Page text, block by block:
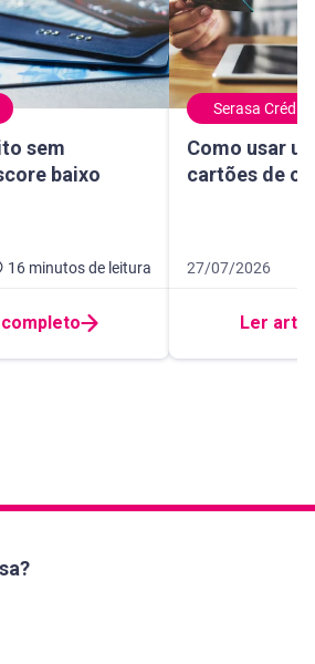
sem
baixo
anuidade para score baixo
de julho de 2026
16 minutosde leitura
Serasa Crédito
Como usar
cartões de
Como usar um
Data de
27/07/2026
10 minutos de
Ler